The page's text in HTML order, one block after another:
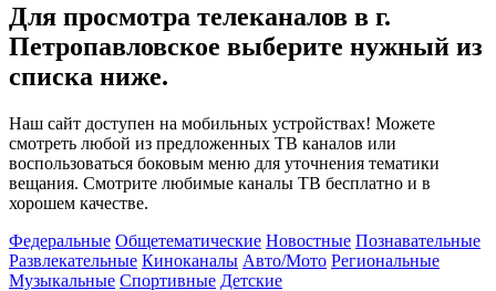
Для просмотра телеканалов в г.
Петропавловское выберите нужный из
списка ниже.
Наш сайт доступен на мобильных устройствах! Можете
смотреть любой из предложенных ТВ каналов или
воспользоваться боковым меню для уточнения тематики
вещания. Смотрите любимые каналы ТВ бесплатно и в
хорошем качестве.
Федеральные Общетематические Новостные Познавательные
Развлекательные Киноканалы Авто/Мото Региональные
Музыкальные Спортивные Детские